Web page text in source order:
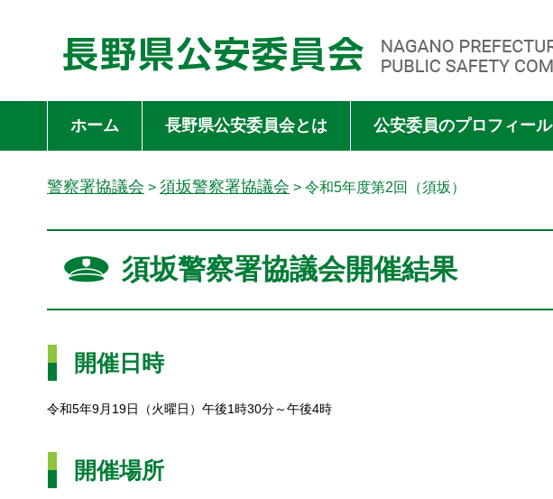
長野県公安委員会 NAGANO PREFECTURAL PUBLIC SAFETY COMMISSION
ホーム 長野県公安委員会とは 公安委員のプロフィール
警察署協議会 > 須坂警察署協議会 > 令和5年度第2回（須坂）
須坂警察署協議会開催結果
開催日時
令和5年9月19日（火曜日）午後1時30分～午後4時
開催場所